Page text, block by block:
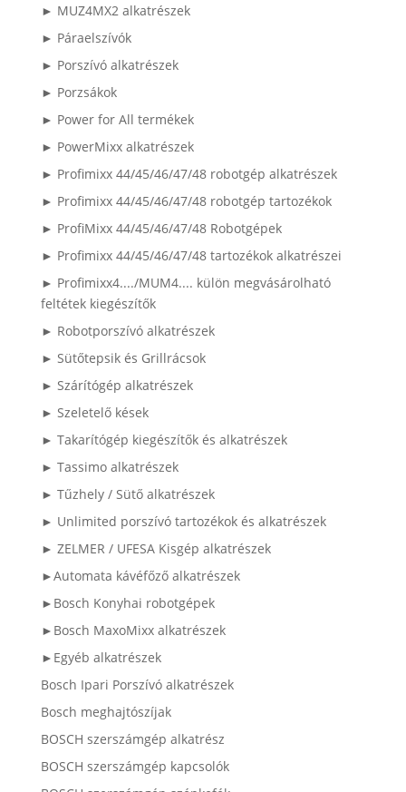
► MUZ4MX2 alkatrészek
► Páraelszívók
► Porszívó alkatrészek
► Porzsákok
► Power for All termékek
► PowerMixx alkatrészek
► Profimixx 44/45/46/47/48 robotgép alkatrészek
► Profimixx 44/45/46/47/48 robotgép tartozékok
► ProfiMixx 44/45/46/47/48 Robotgépek
► Profimixx 44/45/46/47/48 tartozékok alkatrészei
► Profimixx4..../MUM4.... külön megvásárolható
feltétek kiegészítők
► Robotporszívó alkatrészek
► Sütőtepsik és Grillrácsok
► Szárítógép alkatrészek
► Szeletelő kések
► Takarítógép kiegészítők és alkatrészek
► Tassimo alkatrészek
► Tűzhely / Sütő alkatrészek
► Unlimited porszívó tartozékok és alkatrészek
► ZELMER / UFESA Kisgép alkatrészek
►Automata kávéfőző alkatrészek
►Bosch Konyhai robotgépek
►Bosch MaxoMixx alkatrészek
►Egyéb alkatrészek
Bosch Ipari Porszívó alkatrészek
Bosch meghajtószíjak
BOSCH szerszámgép alkatrész
BOSCH szerszámgép kapcsolók